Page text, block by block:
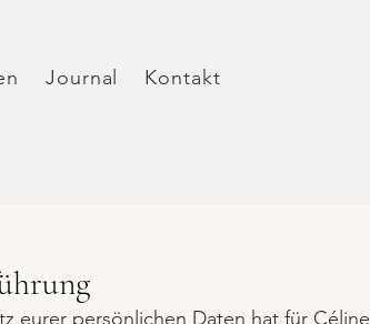
Journal Kontakt
eurer persönlichen Daten hat für Céline